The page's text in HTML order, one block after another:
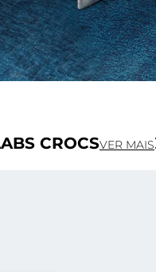
CROCSVER MAIS